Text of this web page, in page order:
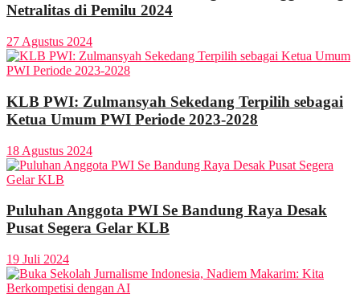
Netralitas di Pemilu 2024
27 Agustus 2024
KLB PWI: Zulmansyah Sekedang Terpilih sebagai
Ketua Umum PWI Periode 2023-2028
18 Agustus 2024
Puluhan Anggota PWI Se Bandung Raya Desak
Pusat Segera Gelar KLB
19 Juli 2024